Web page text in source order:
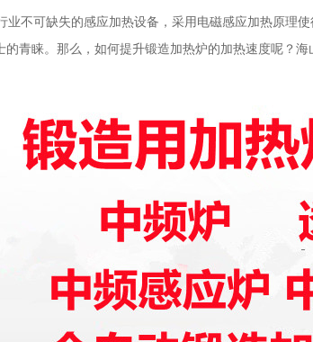
不可缺失的感应加热设备，采用电磁感应加热原理
青睐。那么，如何提升锻造加热炉的加热速度呢？海